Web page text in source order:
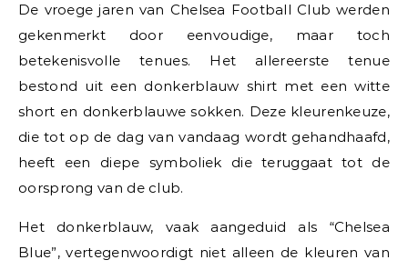
De vroege jaren van Chelsea Football Club werden
gekenmerkt door eenvoudige, maar toch
betekenisvolle tenues. Het allereerste tenue
bestond uit een donkerblauw shirt met een witte
short en donkerblauwe sokken. Deze kleurenkeuze,
die tot op de dag van vandaag wordt gehandhaafd,
heeft een diepe symboliek die teruggaat tot de
oorsprong van de club.
Het donkerblauw, vaak aangeduid als “Chelsea
Blue”, vertegenwoordigt niet alleen de kleuren van